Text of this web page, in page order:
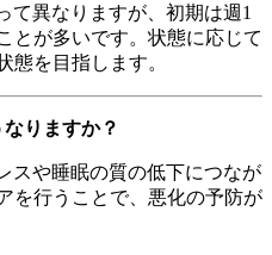
て異なりますが、初期は週1
とが多いです。状態に応じて
態を目指します。
りますか？
スや睡眠の質の低下につなが
を行うことで、悪化の予防が